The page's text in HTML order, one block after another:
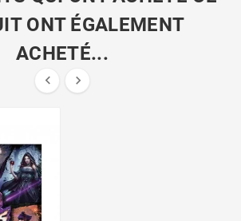
ONT ÉGALEMENT
ACHETÉ...
 